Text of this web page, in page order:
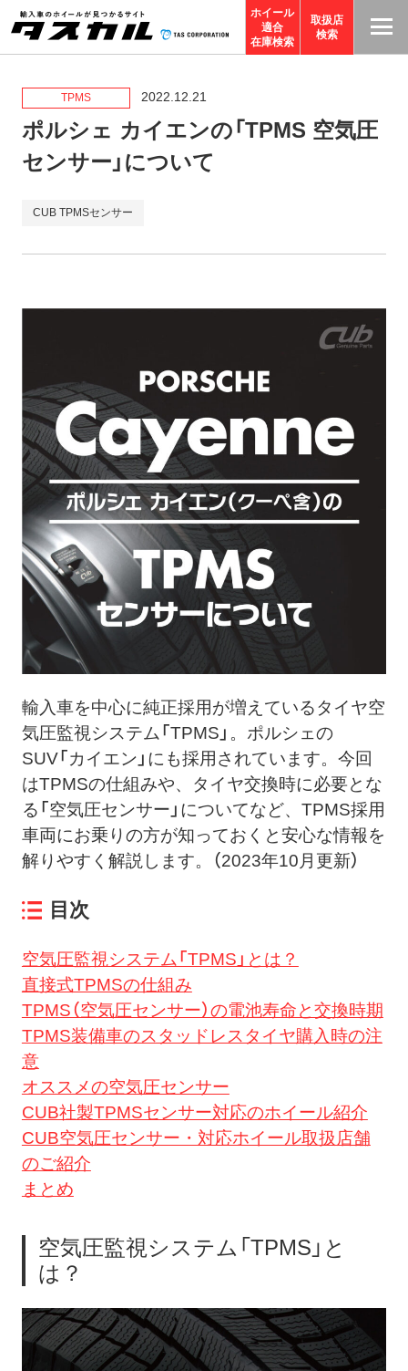
ホイール
適合
在庫検索
取扱店
検索
TPMS 2022.12.21
ポルシェ カイエンの「TPMS 空気圧
センサー」について
CUB TPMSセンサー
輸入車を中心に純正採用が増えているタイヤ空
気圧監視システム「TPMS」。ポルシェの
SUV「カイエン」にも採用されています。今回
はTPMSの仕組みや、タイヤ交換時に必要とな
る「空気圧センサー」についてなど、TPMS採用
車両にお乗りの方が知っておくと安心な情報を
解りやすく解説します。（2023年10月更新）
目次
空気圧監視システム「TPMS」とは？
直接式TPMSの仕組み
TPMS（空気圧センサー）の電池寿命と交換時期
TPMS装備車のスタッドレスタイヤ購入時の注
意
オススメの空気圧センサー
CUB社製TPMSセンサー対応のホイール紹介
CUB空気圧センサー・対応ホイール取扱店舗
のご紹介
まとめ
空気圧監視システム「TPMS」と
は？
T
O